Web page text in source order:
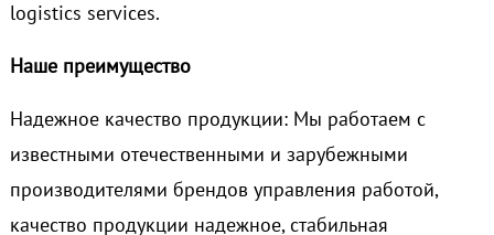
logistics services.
Наше преимущество
Надежное качество продукции: Мы работаем с
известными отечественными и зарубежными
производителями брендов управления работой,
качество продукции надежное, стабильная